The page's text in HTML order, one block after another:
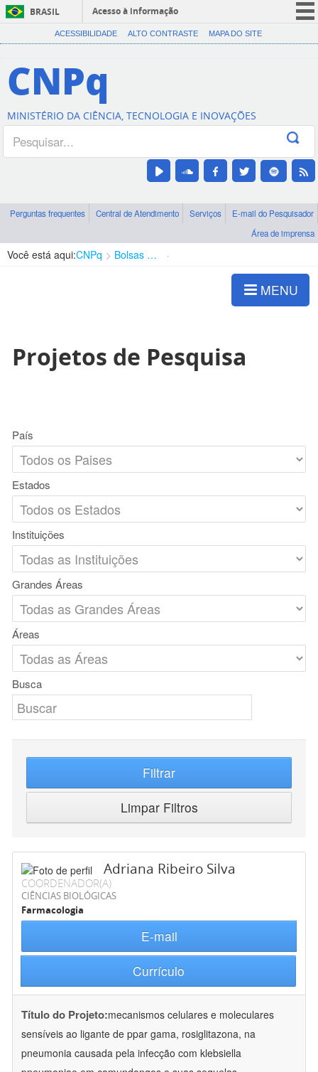
BRASIL
Acesso à informação
CORONAVÍRUS (COVID-19)
Canais
ACESSIBILIDADE ALTO CONTRASTE MAPA DO SITE
CNPq
MINISTÉRIO DA CIÊNCIA, TECNOLOGIA E INOVAÇÕES
Perguntas frequentes Central de Atendimento Serviços
E-mail do Pesquisador
Área de imprensa
Você está aqui:CNPq Bolsas e Auxílios Vigentes
MENU
Projetos de Pesquisa
País
Estados
Instituições
Grandes Áreas
Áreas
Busca
Filtrar
Limpar Filtros
Adriana Ribeiro Silva
COORDENADOR(A)
CIÊNCIAS BIOLÓGICAS
Farmacologia
E-mail
Currículo
Título do Projeto:mecanismos celulares e moleculares
sensíveis ao ligante de ppar gama, rosiglitazona, na
pneumonia causada pela infecção com klebsiella